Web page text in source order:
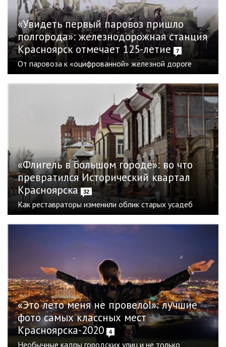
«Увидеть первый паровоз пришло
полгорода»: железнодорожная станция
Красноярск отмечает 125-летие
7
От паровоза к «оцифрованной» железной дороге
«Флигель в большом городе»: во что
превратился Исторический квартал
Красноярска
32
Как реставраторы изменили облик старых усадеб
«Это лето меня не провело!»: лучшие
фото самых классных мест
Красноярска-2020
4
Необычные кадры городских улиц и не только